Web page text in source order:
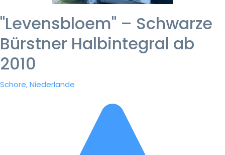
"Levensbloem" – Schwarze
Bürstner Halbintegral ab
2010
Schore, Niederlande